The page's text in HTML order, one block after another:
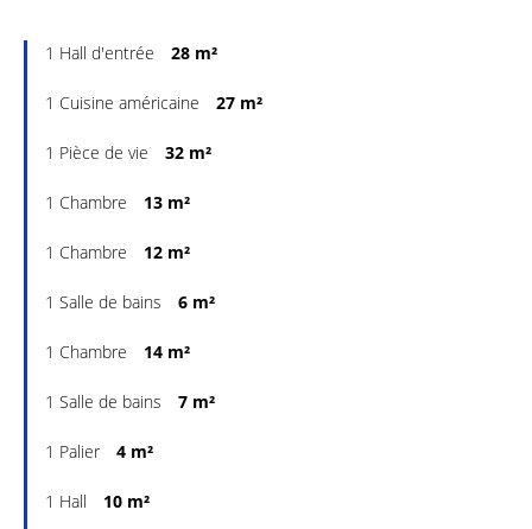
1 Hall d'entrée 28 m²
1 Cuisine américaine 27 m²
1 Pièce de vie 32 m²
1 Chambre 13 m²
1 Chambre 12 m²
1 Salle de bains 6 m²
1 Chambre 14 m²
1 Salle de bains 7 m²
1 Palier 4 m²
1 Hall 10 m²